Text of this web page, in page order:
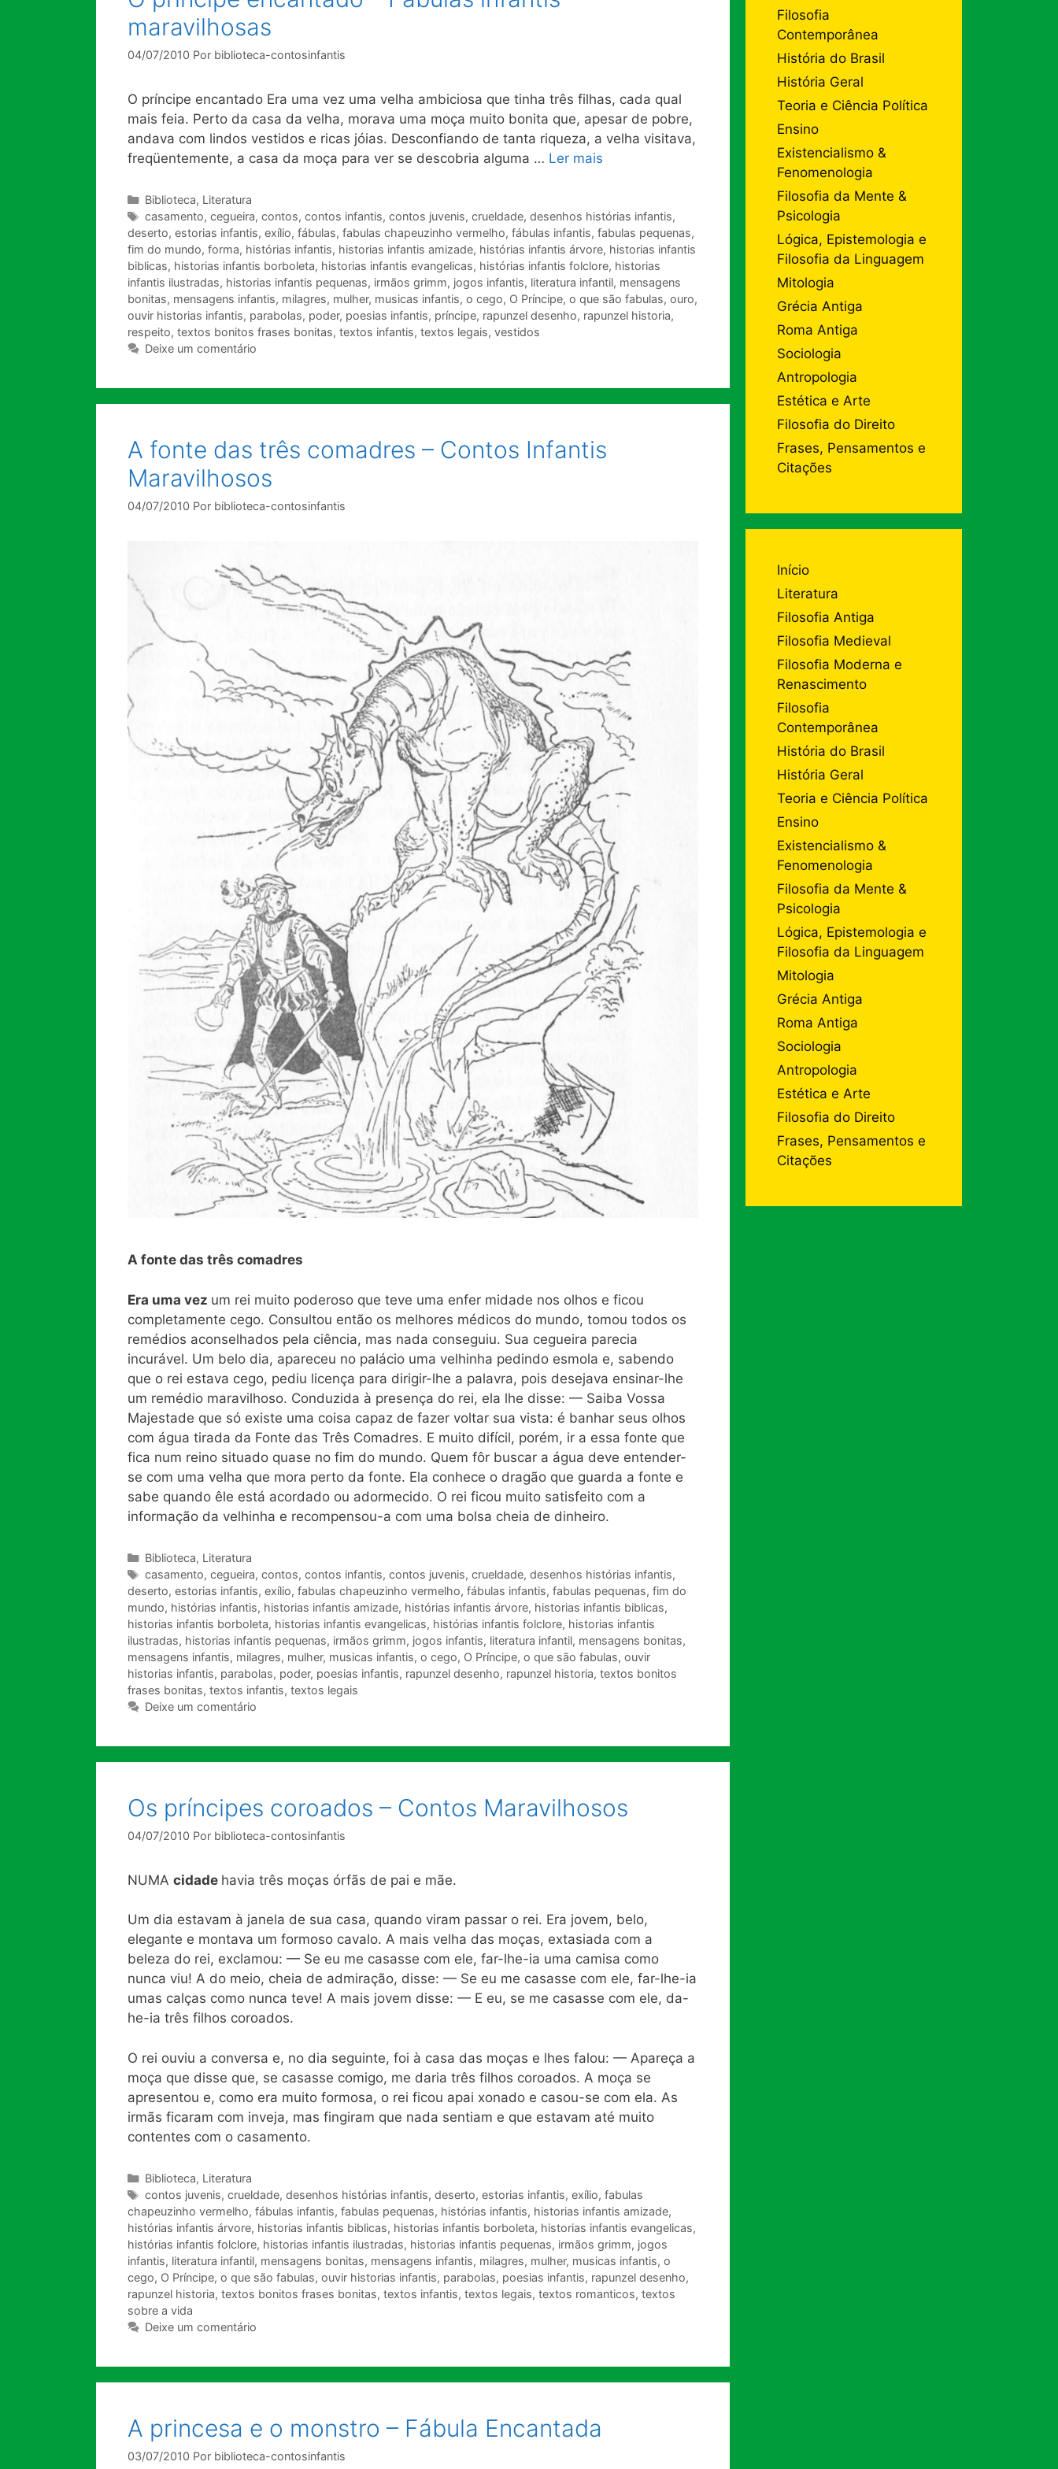
maravilhosas
04/07/2010 Por biblioteca-contosinfantis
O príncipe encantado Era uma vez uma velha ambiciosa que tinha três filhas, cada qual
mais feia. Perto da casa da velha, morava uma moça muito bonita que, apesar de pobre,
andava com lindos vestidos e ricas jóias. Desconfiando de tanta riqueza, a velha visitava,
freqüentemente, a casa da moça para ver se descobria alguma … Ler mais
Categorias
Biblioteca, Literatura
Tags
casamento, cegueira, contos, contos infantis, contos juvenis, crueldade, desenhos histórias infantis,
deserto, estorias infantis, exílio, fábulas, fabulas chapeuzinho vermelho, fábulas infantis, fabulas pequenas,
fim do mundo, forma, histórias infantis, historias infantis amizade, histórias infantis árvore, historias infantis
biblicas, historias infantis borboleta, historias infantis evangelicas, histórias infantis folclore, historias
infantis ilustradas, historias infantis pequenas, irmãos grimm, jogos infantis, literatura infantil, mensagens
bonitas, mensagens infantis, milagres, mulher, musicas infantis, o cego, O Príncipe, o que são fabulas, ouro,
ouvir historias infantis, parabolas, poder, poesias infantis, príncipe, rapunzel desenho, rapunzel historia,
respeito, textos bonitos frases bonitas, textos infantis, textos legais, vestidos
Deixe um comentário
A fonte das três comadres – Contos Infantis
Maravilhosos
04/07/2010 Por biblioteca-contosinfantis
A fonte das três comadres
Era uma vez um rei muito poderoso que teve uma enfer midade nos olhos e ficou
completamente cego. Consultou então os melhores médicos do mundo, tomou todos os
remédios aconselhados pela ciência, mas nada conseguiu. Sua cegueira parecia
incurável. Um belo dia, apareceu no palácio uma velhinha pedindo esmola e, sabendo
que o rei estava cego, pediu licença para dirigir-lhe a palavra, pois desejava ensinar-lhe
um remédio maravilhoso. Conduzida à presença do rei, ela lhe disse: — Saiba Vossa
Majestade que só existe uma coisa capaz de fazer voltar sua vista: é banhar seus olhos
com água tirada da Fonte das Três Comadres. E muito difícil, porém, ir a essa fonte que
fica num reino situado quase no fim do mundo. Quem fôr buscar a água deve entender-
se com uma velha que mora perto da fonte. Ela conhece o dragão que guarda a fonte e
sabe quando êle está acordado ou adormecido. O rei ficou muito satisfeito com a
informação da velhinha e recompensou-a com uma bolsa cheia de dinheiro.
Categorias
Biblioteca, Literatura
Tags
casamento, cegueira, contos, contos infantis, contos juvenis, crueldade, desenhos histórias infantis,
deserto, estorias infantis, exílio, fabulas chapeuzinho vermelho, fábulas infantis, fabulas pequenas, fim do
mundo, histórias infantis, historias infantis amizade, histórias infantis árvore, historias infantis biblicas,
historias infantis borboleta, historias infantis evangelicas, histórias infantis folclore, historias infantis
ilustradas, historias infantis pequenas, irmãos grimm, jogos infantis, literatura infantil, mensagens bonitas,
mensagens infantis, milagres, mulher, musicas infantis, o cego, O Príncipe, o que são fabulas, ouvir
historias infantis, parabolas, poder, poesias infantis, rapunzel desenho, rapunzel historia, textos bonitos
frases bonitas, textos infantis, textos legais
Deixe um comentário
Os príncipes coroados – Contos Maravilhosos
04/07/2010 Por biblioteca-contosinfantis
NUMA cidade havia três moças órfãs de pai e mãe.
Um dia estavam à janela de sua casa, quando viram passar o rei. Era jovem, belo,
elegante e montava um formoso cavalo. A mais velha das moças, extasiada com a
beleza do rei, exclamou: — Se eu me casasse com ele, far-lhe-ia uma camisa como
nunca viu! A do meio, cheia de admiração, disse: — Se eu me casasse com ele, far-lhe-ia
umas calças como nunca teve! A mais jovem disse: — E eu, se me casasse com ele, da-
he-ia três filhos coroados.
O rei ouviu a conversa e, no dia seguinte, foi à casa das moças e lhes falou: — Apareça a
moça que disse que, se casasse comigo, me daria três filhos coroados. A moça se
apresentou e, como era muito formosa, o rei ficou apai xonado e casou-se com ela. As
irmãs ficaram com inveja, mas fingiram que nada sentiam e que estavam até muito
contentes com o casamento.
Categorias
Biblioteca, Literatura
Tags
contos juvenis, crueldade, desenhos histórias infantis, deserto, estorias infantis, exílio, fabulas
chapeuzinho vermelho, fábulas infantis, fabulas pequenas, histórias infantis, historias infantis amizade,
histórias infantis árvore, historias infantis biblicas, historias infantis borboleta, historias infantis evangelicas,
histórias infantis folclore, historias infantis ilustradas, historias infantis pequenas, irmãos grimm, jogos
infantis, literatura infantil, mensagens bonitas, mensagens infantis, milagres, mulher, musicas infantis, o
cego, O Príncipe, o que são fabulas, ouvir historias infantis, parabolas, poesias infantis, rapunzel desenho,
rapunzel historia, textos bonitos frases bonitas, textos infantis, textos legais, textos romanticos, textos
sobre a vida
Deixe um comentário
A princesa e o monstro – Fábula Encantada
03/07/2010 Por biblioteca-contosinfantis
Filosofia
Contemporânea
História do Brasil
História Geral
Teoria e Ciência Política
Ensino
Existencialismo &
Fenomenologia
Filosofia da Mente &
Psicologia
Lógica, Epistemologia e
Filosofia da Linguagem
Mitologia
Grécia Antiga
Roma Antiga
Sociologia
Antropologia
Estética e Arte
Filosofia do Direito
Frases, Pensamentos e
Citações
Início
Literatura
Filosofia Antiga
Filosofia Medieval
Filosofia Moderna e
Renascimento
Filosofia
Contemporânea
História do Brasil
História Geral
Teoria e Ciência Política
Ensino
Existencialismo &
Fenomenologia
Filosofia da Mente &
Psicologia
Lógica, Epistemologia e
Filosofia da Linguagem
Mitologia
Grécia Antiga
Roma Antiga
Sociologia
Antropologia
Estética e Arte
Filosofia do Direito
Frases, Pensamentos e
Citações